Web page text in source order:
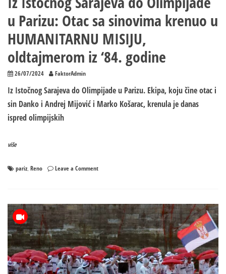
u Parizu: Otac sa sinovima krenuo u
HUMANITARNU MISIJU,
oldtajmerom iz ‘84. godine
26/07/2024 FaktorAdmin
Iz Istočnog Sarajeva do Olimpijade u Parizu. Ekipa, koju čine otac i
sin Danko i Andrej Mijović i Marko Košarac, krenula je danas
ispred olimpijskih
više
pariz, Reno Leave a Commenton
do
Olimpijade
u
Parizu:
Otac
sa
sinovima